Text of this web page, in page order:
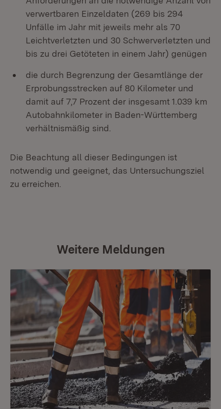
verwertbaren Einzeldaten (269 bis 294
Unfälle im Jahr mit jeweils mehr als 70
Leichtverletzten und 30 Schwerverletzten und
bis zu drei Getöteten in einem Jahr) genügen
die durch Begrenzung der Gesamtlänge der
Erprobungsstrecken auf 80 Kilometer und
damit auf 7,7 Prozent der insgesamt 1.039 km
Autobahnkilometer in Baden-Württemberg
verhältnismäßig sind.
Die Beachtung all dieser Bedingungen ist
notwendig und geeignet, das Untersuchungsziel
zu erreichen.
Weitere Meldungen